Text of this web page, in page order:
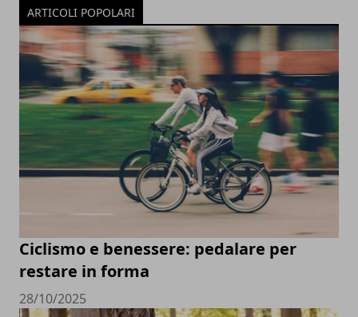
ARTICOLI POPOLARI
Ciclismo e benessere: pedalare per
restare in forma
28/10/2025